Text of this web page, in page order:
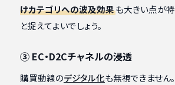
けカテゴリへの波及効果も大きい点が
と捉えてよいでしょう。
③ EC・D2Cチャネルの浸透
購買動線のデジタル化も無視できません